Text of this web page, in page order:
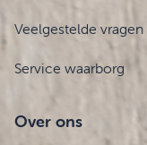
Veelgestelde vragen
Service waarborg
Over ons